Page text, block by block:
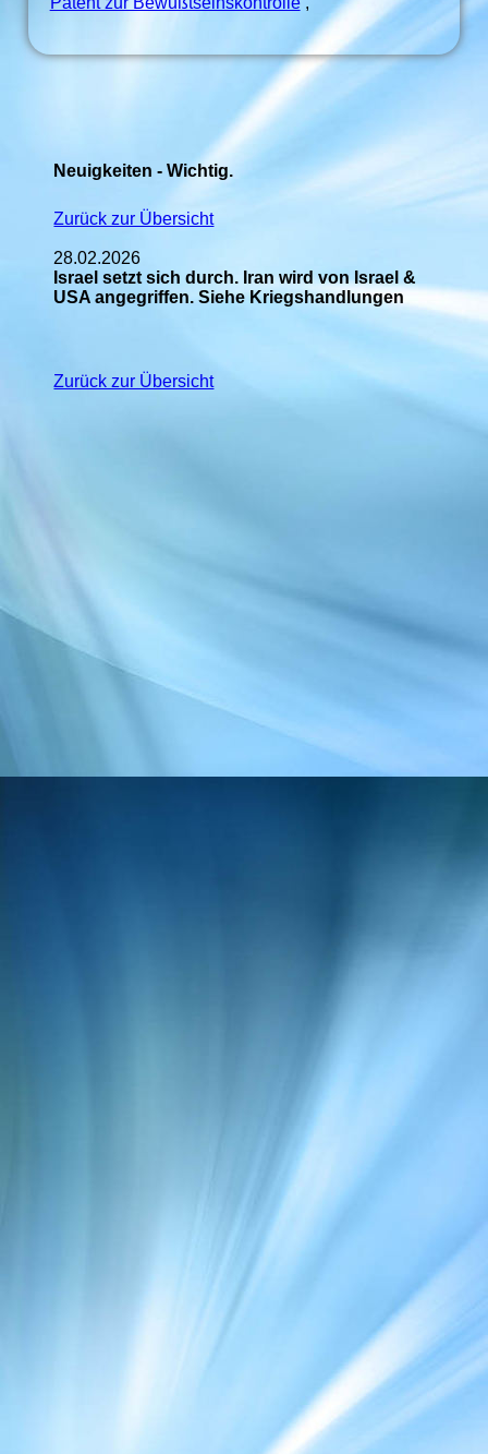
Neuigkeiten - Wichtig.
Zurück zur Übersicht
28.02.2026
Israel setzt sich durch. Iran wird von Israel &
USA angegriffen. Siehe Kriegshandlungen
Zurück zur Übersicht